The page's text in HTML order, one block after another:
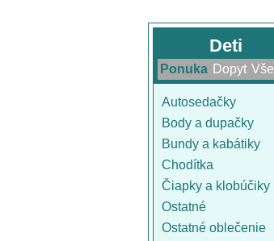
Deti
Ponuka Dopyt
Autosedačky
Body a dupačky
Bundy a kabátiky
Chodítka
Čiapky a klobúčiky
Ostatné
Ostatné oblečenie